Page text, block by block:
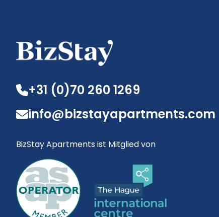
+31 (0)70 260 1269
info@bizstayapartments.com
BizStay Apartments ist Mitglied von